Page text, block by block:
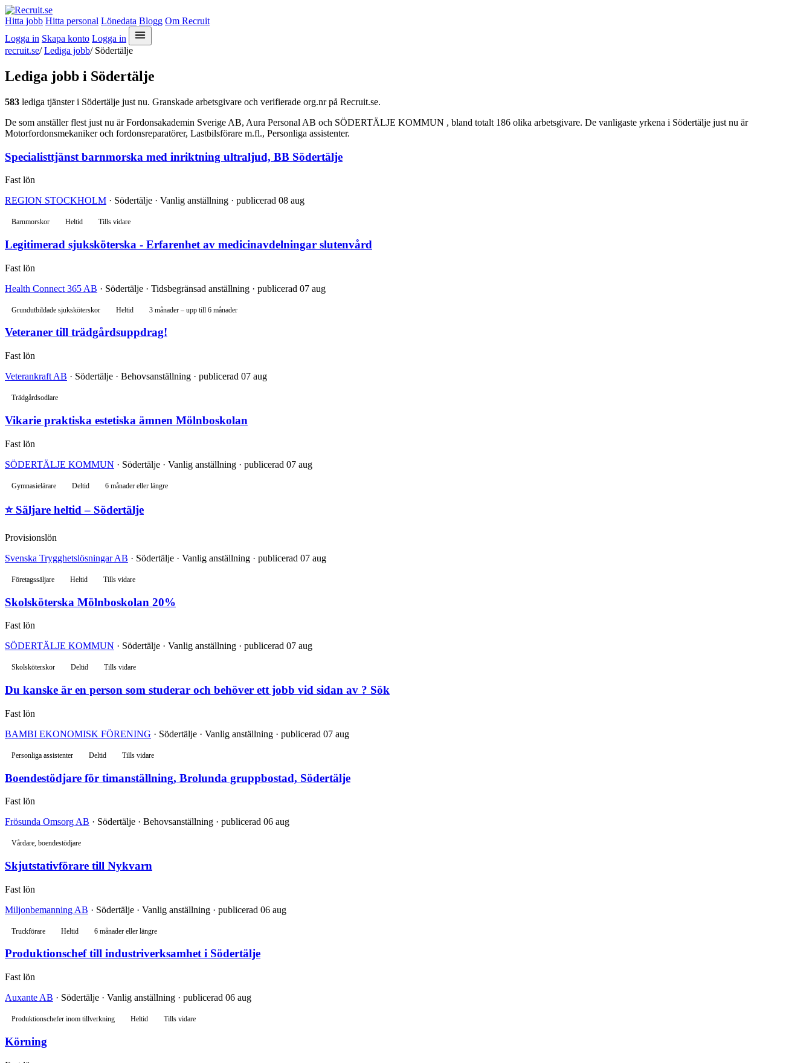
Hitta jobb Hitta personal Lönedata Blogg Om Recruit
Logga in Skapa konto Logga in
recruit.se/ Lediga jobb/ Södertälje
Lediga jobb i Södertälje
583 lediga tjänster i Södertälje just nu. Granskade arbetsgivare och verifierade org.nr på Recruit.se.
De som anställer flest just nu är Fordonsakademin Sverige AB, Aura Personal AB och SÖDERTÄLJE KOMMUN , bland totalt 186 olika arbetsgivare. De vanligaste yrkena i Södertälje just nu är
Motorfordonsmekaniker och fordonsreparatörer, Lastbilsförare m.fl., Personliga assistenter.
Specialisttjänst barnmorska med inriktning ultraljud, BB Södertälje
Fast lön
REGION STOCKHOLM · Södertälje · Vanlig anställning · publicerad 08 aug
Barnmorskor Heltid Tills vidare
Legitimerad sjuksköterska - Erfarenhet av medicinavdelningar slutenvård
Fast lön
Health Connect 365 AB · Södertälje · Tidsbegränsad anställning · publicerad 07 aug
Grundutbildade sjuksköterskor Heltid 3 månader – upp till 6 månader
Veteraner till trädgårdsuppdrag!
Fast lön
Veterankraft AB · Södertälje · Behovsanställning · publicerad 07 aug
Trädgårdsodlare
Vikarie praktiska estetiska ämnen Mölnboskolan
Fast lön
SÖDERTÄLJE KOMMUN · Södertälje · Vanlig anställning · publicerad 07 aug
Gymnasielärare Deltid 6 månader eller längre
⭐ Säljare heltid – Södertälje
Provisionslön
Svenska Trygghetslösningar AB · Södertälje · Vanlig anställning · publicerad 07 aug
Företagssäljare Heltid Tills vidare
Skolsköterska Mölnboskolan 20%
Fast lön
SÖDERTÄLJE KOMMUN · Södertälje · Vanlig anställning · publicerad 07 aug
Skolsköterskor Deltid Tills vidare
Du kanske är en person som studerar och behöver ett jobb vid sidan av ? Sök
Fast lön
BAMBI EKONOMISK FÖRENING · Södertälje · Vanlig anställning · publicerad 07 aug
Personliga assistenter Deltid Tills vidare
Boendestödjare för timanställning, Brolunda gruppbostad, Södertälje
Fast lön
Frösunda Omsorg AB · Södertälje · Behovsanställning · publicerad 06 aug
Vårdare, boendestödjare
Skjutstativförare till Nykvarn
Fast lön
Miljonbemanning AB · Södertälje · Vanlig anställning · publicerad 06 aug
Truckförare Heltid 6 månader eller längre
Produktionschef till industriverksamhet i Södertälje
Fast lön
Auxante AB · Södertälje · Vanlig anställning · publicerad 06 aug
Produktionschefer inom tillverkning Heltid Tills vidare
Körning